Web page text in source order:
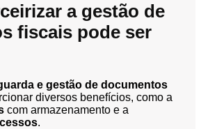
a gestão de
fiscais pode ser
e gestão de documentos
diversos benefícios, como a
com armazenamento e a
.